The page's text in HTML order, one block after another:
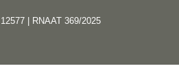
| RNAAT 369/2025